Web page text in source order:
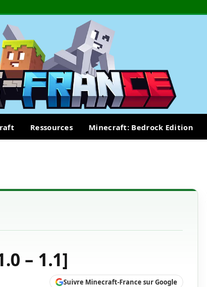
Ressources Minecraft: Bedrock Edition
– 1.1]
Suivre Minecraft-France sur Google